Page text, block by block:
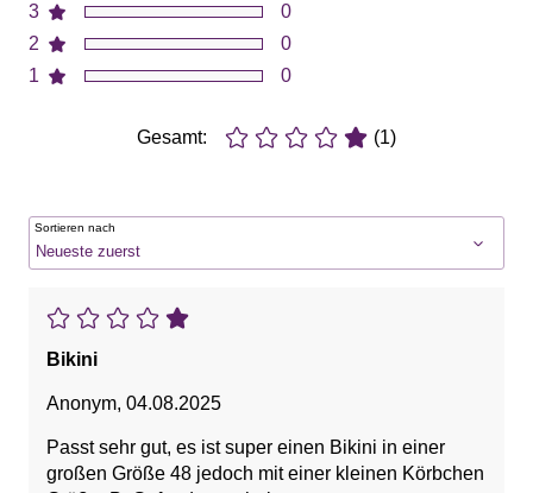
3
2
1
0
0
0
Gesamt: (1)
Sortieren nach
Bikini
Anonym, 04.08.2025
Passt sehr gut, es ist super einen Bikini in einer
großen Größe 48 jedoch mit einer kleinen Körbchen